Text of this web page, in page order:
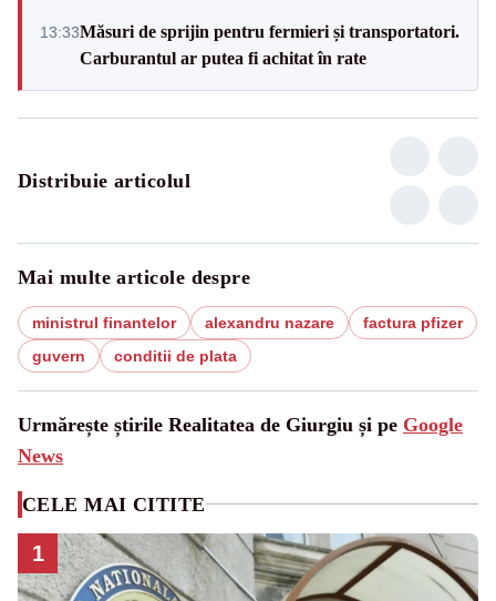
13:33Măsuri de sprijin pentru fermieri și transportatori.
Carburantul ar putea fi achitat în rate
Distribuie articolul
Mai multe articole despre
ministrul finantelor alexandru nazare
factura pfizer
guvern
conditii de plata
Urmărește știrile Realitatea de Giurgiu și pe Google
News
CELE MAI CITITE
1